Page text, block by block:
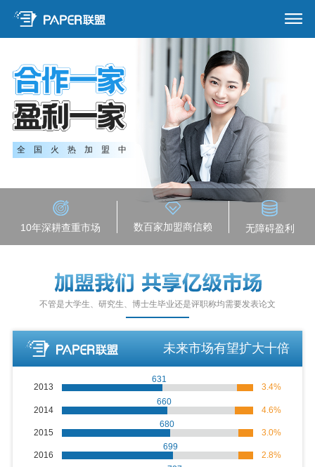
全国火热加盟中
10年深耕查重市场 数百家加盟商信赖 无障碍盈利
不管是大学生、研究生、博士生毕业还是评职称均需要发表论文
未来市场有望扩大十倍
2013
631
3.4%
2014
660
4.6%
2015
680
3.0%
2016
699
2.8%